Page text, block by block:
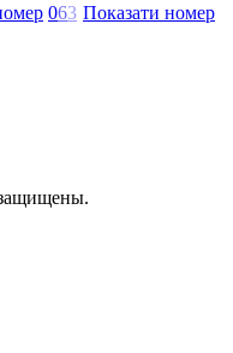
063 Показати номер